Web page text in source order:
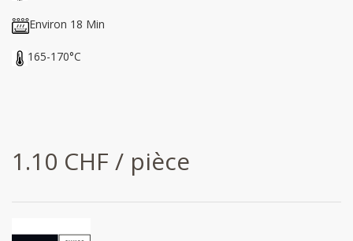
Environ 18 Min
165-170°C
1.10 CHF / pièce